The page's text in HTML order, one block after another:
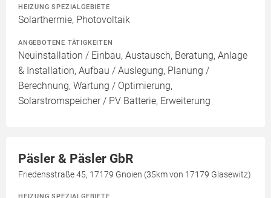
HEIZUNG SPEZIALGEBIETE
Solarthermie, Photovoltaik
ANGEBOTENE TÄTIGKEITEN
Neuinstallation / Einbau, Austausch, Beratung, Anlage
& Installation, Aufbau / Auslegung, Planung /
Berechnung, Wartung / Optimierung,
Solarstromspeicher / PV Batterie, Erweiterung
Päsler & Päsler GbR
Friedensstraße 45, 17179 Gnoien (35km von 17179 Glasewitz)